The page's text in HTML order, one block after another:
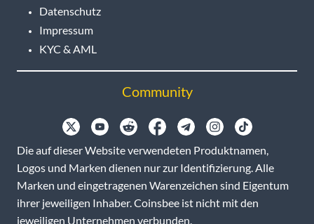
Datenschutz
Impressum
KYC & AML
Community
Die auf dieser Website verwendeten Produktnamen,
Logos und Marken dienen nur zur Identifizierung. Alle
Marken und eingetragenen Warenzeichen sind Eigentum
ihrer jeweiligen Inhaber. Coinsbee ist nicht mit den
jeweiligen Unternehmen verbunden.